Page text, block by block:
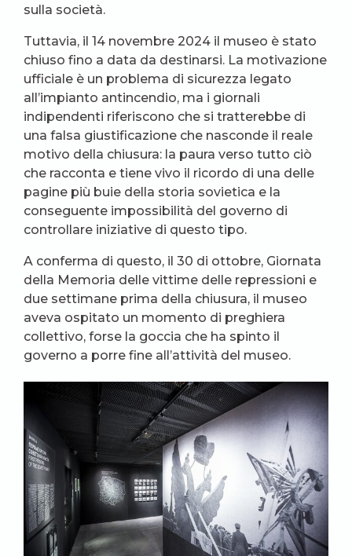
sulla società.
Tuttavia, il 14 novembre 2024 il museo è stato
chiuso fino a data da destinarsi. La motivazione
ufficiale è un problema di sicurezza legato
all’impianto antincendio, ma i giornali
indipendenti riferiscono che si tratterebbe di
una falsa giustificazione che nasconde il reale
motivo della chiusura: la paura verso tutto ciò
che racconta e tiene vivo il ricordo di una delle
pagine più buie della storia sovietica e la
conseguente impossibilità del governo di
controllare iniziative di questo tipo.
A conferma di questo, il 30 di ottobre, Giornata
della Memoria delle vittime delle repressioni e
due settimane prima della chiusura, il museo
aveva ospitato un momento di preghiera
collettivo, forse la goccia che ha spinto il
governo a porre fine all’attività del museo.